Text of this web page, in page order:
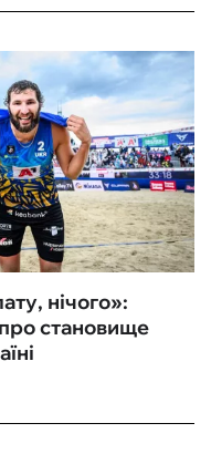
нічого»:
становище